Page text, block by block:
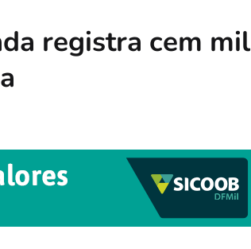
registra cem mil